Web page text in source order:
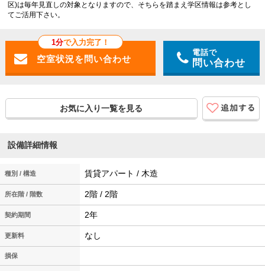
区)は毎年見直しの対象となりますので、そちらを踏まえ学区情報は参考とし
てご活用下さい。
1分で入力完了！
電話で
問い合わせ
お気に入り一覧を見る
設備詳細情報
種別 / 構造 賃貸アパート / 木造
所在階 / 階数 2階 / 2階
契約期間 2年
更新料 なし
損保